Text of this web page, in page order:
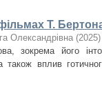
Т.
Олександрівна (2025)
зокрема його
вплив